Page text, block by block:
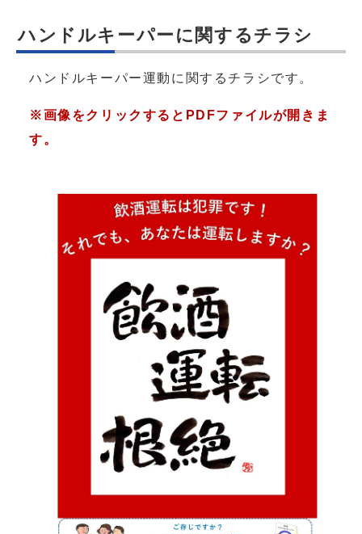
ハンドルキーパーに関するチラシ
ハンドルキーパー運動に関するチラシです。
※画像をクリックするとPDFファイルが開きま
す。